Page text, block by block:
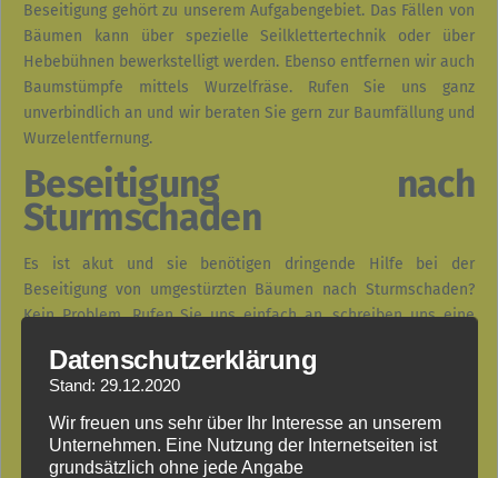
Beseitigung gehört zu unserem Aufgabengebiet. Das Fällen von
Bäumen kann über spezielle Seilklettertechnik oder über
Hebebühnen bewerkstelligt werden. Ebenso entfernen wir auch
Baumstümpfe mittels Wurzelfräse. Rufen Sie uns ganz
unverbindlich an und wir beraten Sie gern zur Baumfällung und
Wurzelentfernung.
Beseitigung nach
Sturmschaden
Es ist akut und sie benötigen dringende Hilfe bei der
Beseitigung von umgestürzten Bäumen nach Sturmschaden?
Kein Problem. Rufen Sie uns einfach an, schreiben uns eine
Ihr Anliegen – selbst am Wochenende!
Datenschutzerklärung
Stand: 29.12.2020
Wir freuen uns sehr über Ihr Interesse an unserem
Unternehmen. Eine Nutzung der Internetseiten ist
grundsätzlich ohne jede Angabe